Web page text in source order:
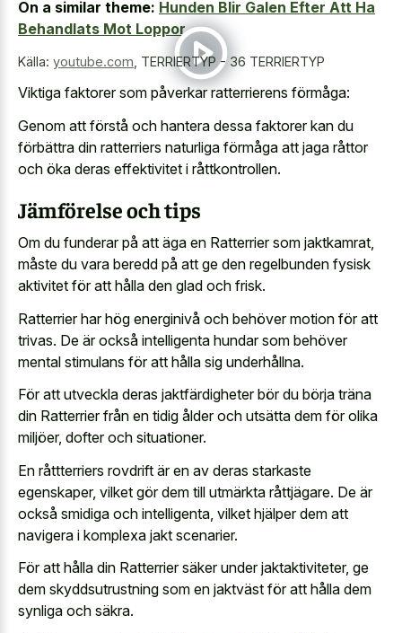
On a similar theme: Hunden Blir Galen Efter Att Ha
Behandlats Mot Loppor
Källa: youtube.com TERRIERTYP - 36 TERRIERTYP
Viktiga faktorer som påverkar ratterrierens förmåga:
Genom att förstå och hantera dessa faktorer kan du
förbättra din ratterriers naturliga förmåga att jaga råttor
och öka deras effektivitet i råttkontrollen.
Jämförelse och tips
Om du funderar på att äga en Ratterrier som jaktkamrat,
måste du vara beredd på att ge den regelbunden fysisk
aktivitet för att hålla den glad och frisk.
Ratterrier har hög energinivå och behöver motion för att
trivas. De är också intelligenta hundar som behöver
mental stimulans för att hålla sig underhållna.
För att utveckla deras jaktfärdigheter bör du börja träna
din Ratterrier från en tidig ålder och utsätta dem för olika
miljöer, dofter och situationer.
En råttterriers rovdrift är en av deras starkaste
egenskaper, vilket gör dem till utmärkta råttjägare. De är
också smidiga och intelligenta, vilket hjälper dem att
navigera i komplexa jakt scenarier.
För att hålla din Ratterrier säker under jaktaktiviteter, ge
dem skyddsutrustning som en jaktväst för att hålla dem
synliga och säkra.